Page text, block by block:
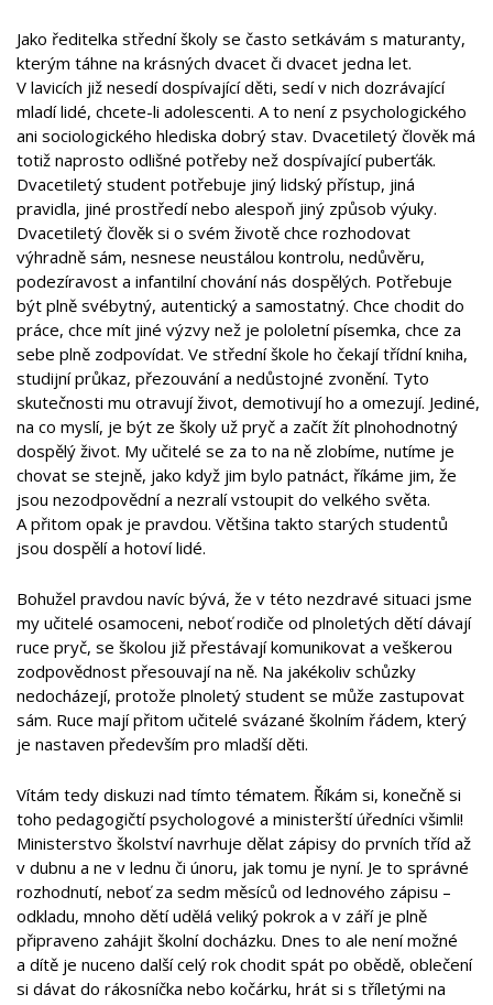
Jako ředitelka střední školy se často setkávám s maturanty,
kterým táhne na krásných dvacet či dvacet jedna let.
V lavicích již nesedí dospívající děti, sedí v nich dozrávající
mladí lidé, chcete-li adolescenti. A to není z psychologického
ani sociologického hlediska dobrý stav. Dvacetiletý člověk má
totiž naprosto odlišné potřeby než dospívající puberťák.
Dvacetiletý student potřebuje jiný lidský přístup, jiná
pravidla, jiné prostředí nebo alespoň jiný způsob výuky.
Dvacetiletý člověk si o svém životě chce rozhodovat
výhradně sám, nesnese neustálou kontrolu, nedůvěru,
podezíravost a infantilní chování nás dospělých. Potřebuje
být plně svébytný, autentický a samostatný. Chce chodit do
práce, chce mít jiné výzvy než je pololetní písemka, chce za
sebe plně zodpovídat. Ve střední škole ho čekají třídní kniha,
studijní průkaz, přezouvání a nedůstojné zvonění. Tyto
skutečnosti mu otravují život, demotivují ho a omezují. Jediné,
na co myslí, je být ze školy už pryč a začít žít plnohodnotný
dospělý život. My učitelé se za to na ně zlobíme, nutíme je
chovat se stejně, jako když jim bylo patnáct, říkáme jim, že
jsou nezodpovědní a nezralí vstoupit do velkého světa.
A přitom opak je pravdou. Většina takto starých studentů
jsou dospělí a hotoví lidé.
Bohužel pravdou navíc bývá, že v této nezdravé situaci jsme
my učitelé osamoceni, neboť rodiče od plnoletých dětí dávají
ruce pryč, se školou již přestávají komunikovat a veškerou
zodpovědnost přesouvají na ně. Na jakékoliv schůzky
nedocházejí, protože plnoletý student se může zastupovat
sám. Ruce mají přitom učitelé svázané školním řádem, který
je nastaven především pro mladší děti.
Vítám tedy diskuzi nad tímto tématem. Říkám si, konečně si
toho pedagogičtí psychologové a ministerští úředníci všimli!
Ministerstvo školství navrhuje dělat zápisy do prvních tříd až
v dubnu a ne v lednu či únoru, jak tomu je nyní. Je to správné
rozhodnutí, neboť za sedm měsíců od lednového zápisu –
odkladu, mnoho dětí udělá veliký pokrok a v září je plně
připraveno zahájit školní docházku. Dnes to ale není možné
a dítě je nuceno další celý rok chodit spát po obědě, oblečení
si dávat do rákosníčka nebo kočárku, hrát si s tříletými na